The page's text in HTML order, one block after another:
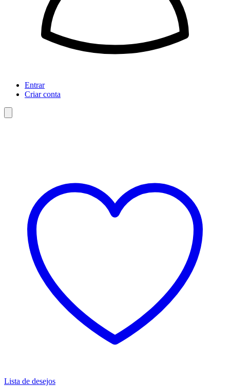
Entrar
Criar conta
Lista de desejos